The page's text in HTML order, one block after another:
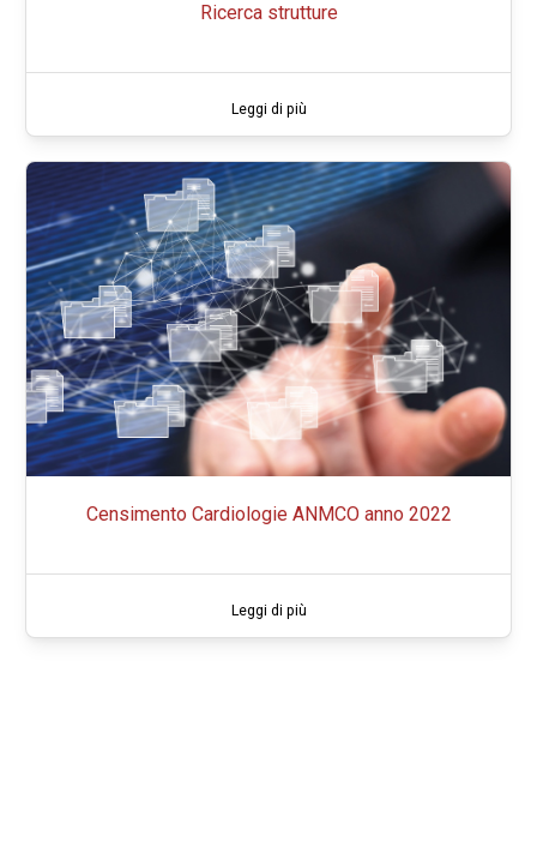
Ricerca strutture
Leggi di più
Censimento Cardiologie ANMCO anno 2022
Leggi di più